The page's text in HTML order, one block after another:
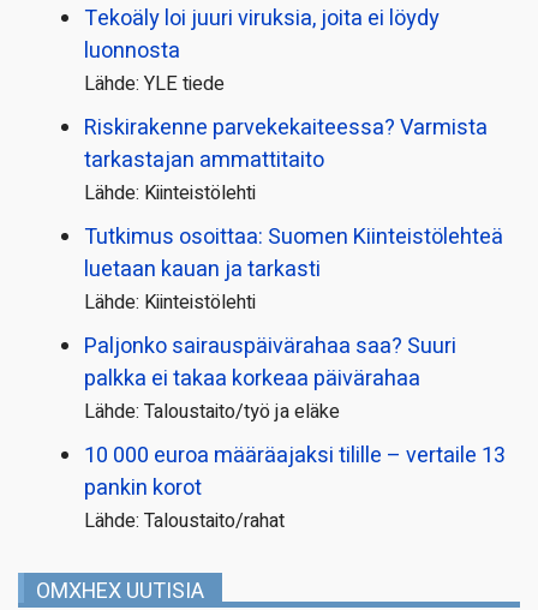
Tekoäly loi juuri viruksia, joita ei löydy
luonnosta
Lähde: YLE tiede
Riskirakenne parvekekaiteessa? Varmista
tarkastajan ammattitaito
Lähde: Kiinteistölehti
Tutkimus osoittaa: Suomen Kiinteistölehteä
luetaan kauan ja tarkasti
Lähde: Kiinteistölehti
Paljonko sairauspäivä­rahaa saa? Suuri
palkka ei takaa korkeaa päivärahaa
Lähde: Taloustaito/työ ja eläke
10 000 euroa määräajaksi tilille – vertaile 13
pankin korot
Lähde: Taloustaito/rahat
OMXHEX UUTISIA